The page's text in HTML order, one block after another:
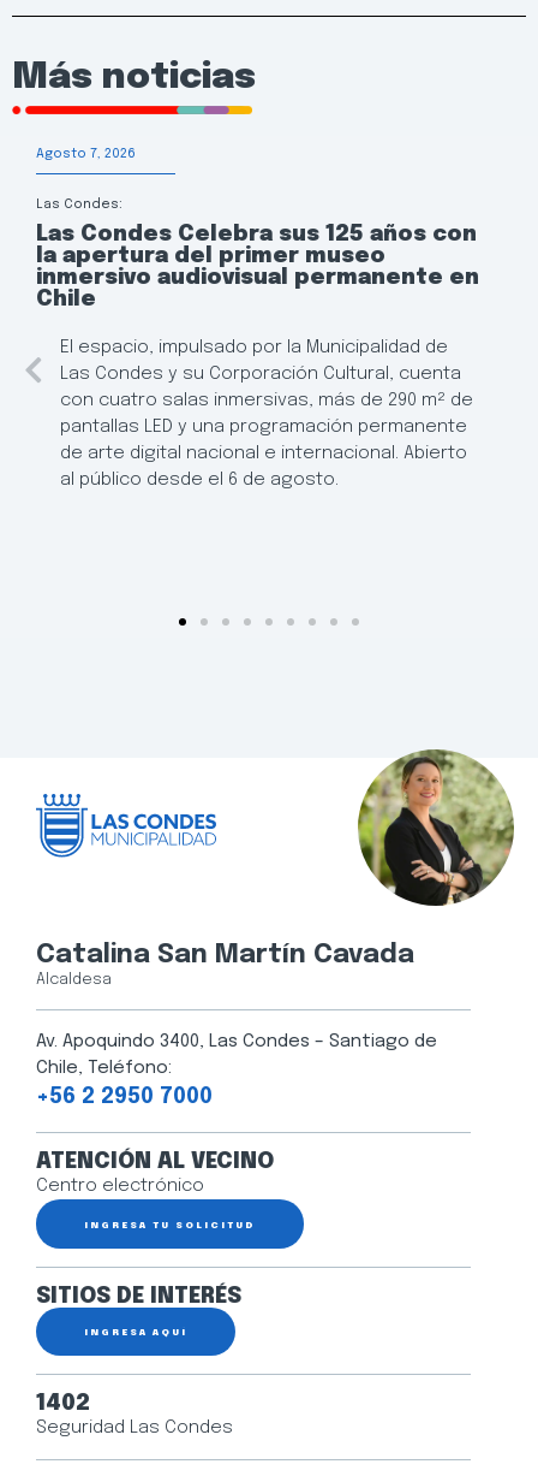
Más noticias
Agosto 7, 2026
Las Condes:
Las Condes Celebra sus 125 años con
la apertura del primer museo
inmersivo audiovisual permanente en
Chile
El espacio, impulsado por la Municipalidad de
Las Condes y su Corporación Cultural, cuenta
con cuatro salas inmersivas, más de 290 m² de
pantallas LED y una programación permanente
de arte digital nacional e internacional. Abierto
al público desde el 6 de agosto.
Catalina San Martín Cavada
Alcaldesa
Av. Apoquindo 3400, Las Condes – Santiago de
Chile, Teléfono:
+56 2 2950 7000
ATENCIÓN AL VECINO
Centro electrónico
INGRESA TU SOLICITUD
SITIOS DE INTERÉS
INGRESA AQUÍ
1402
Seguridad Las Condes